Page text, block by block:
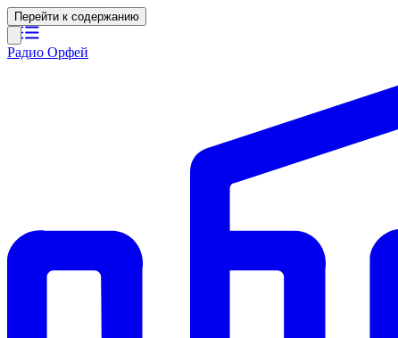
Перейти к содержанию
Радио Орфей